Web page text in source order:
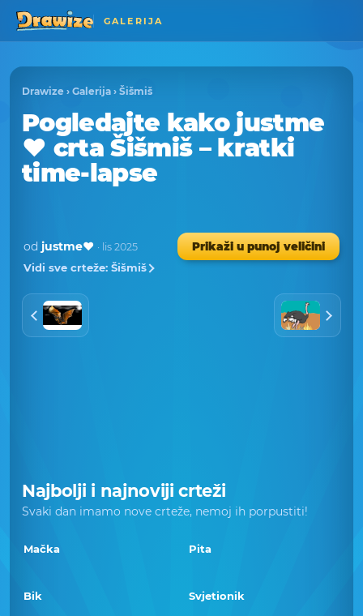
GALERIJA
Drawize › Galerija › Šišmiš
Pogledajte kako justme
❤️ crta Šišmiš – kratki
time-lapse
od justme❤️ · lis 2025
Prikaži u punoj veličini
Vidi sve crteže: Šišmiš
Najbolji i najnoviji crteži
Svaki dan imamo nove crteže, nemoj ih porpustiti!
Mačka Pita
Bik Svjetionik